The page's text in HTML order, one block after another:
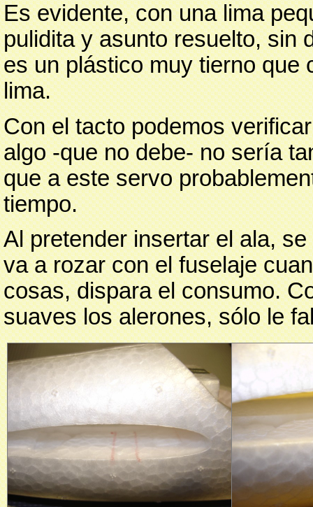
Es evidente, con una lima
pulidita y asunto resuelto, sin
es un plástico muy tierno que
lima.
Con el tacto podemos
algo -que no debe- no sería
que a este servo
tiempo.
Al pretender insertar el ala,
va a rozar con el fuselaje
cosas, dispara el consumo.
suaves los alerones, sólo le